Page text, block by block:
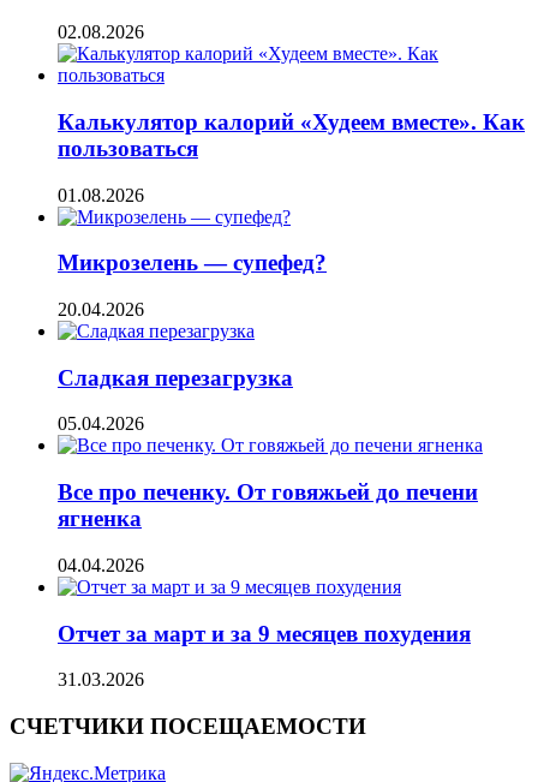
02.08.2026
Калькулятор калорий «Худеем вместе». Как
пользоваться
01.08.2026
Микрозелень — супефед?
20.04.2026
Сладкая перезагрузка
05.04.2026
Все про печенку. От говяжьей до печени
ягненка
04.04.2026
Отчет за март и за 9 месяцев похудения
31.03.2026
СЧЕТЧИКИ ПОСЕЩАЕМОСТИ